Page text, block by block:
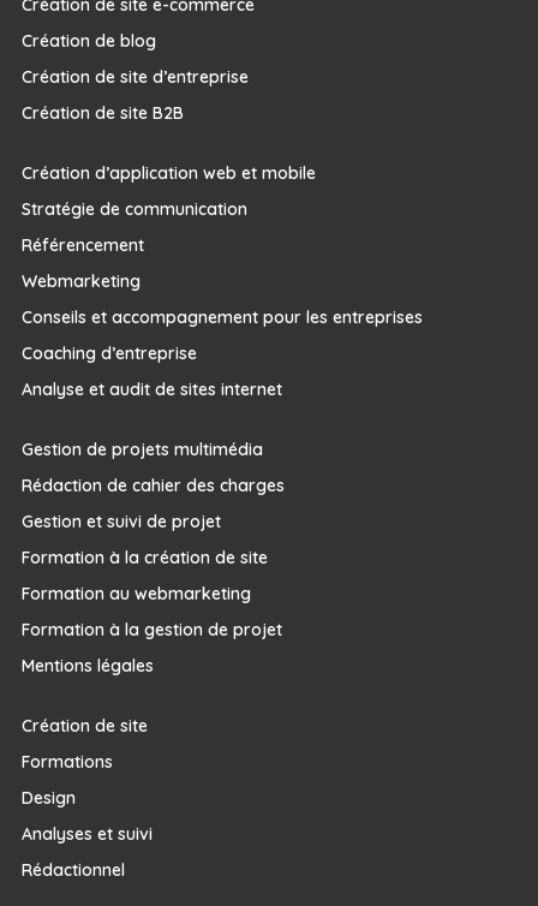
Création de site e-commerce
Création de blog
Création de site d’entreprise
Création de site B2B
Création d’application web et mobile
Stratégie de communication
Référencement
Webmarketing
Conseils et accompagnement pour les entreprises
Coaching d’entreprise
Analyse et audit de sites internet
Gestion de projets multimédia
Rédaction de cahier des charges
Gestion et suivi de projet
Formation à la création de site
Formation au webmarketing
Formation à la gestion de projet
Mentions légales
Création de site
Formations
Design
Analyses et suivi
Rédactionnel